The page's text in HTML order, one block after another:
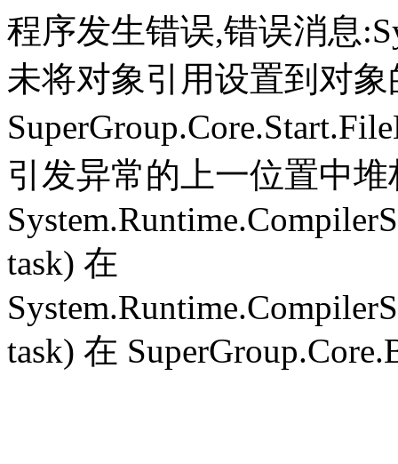
程序发生错误,错误消息
未将对象引用设置到对
引发异常的上一位置中
task) 在
task) 在